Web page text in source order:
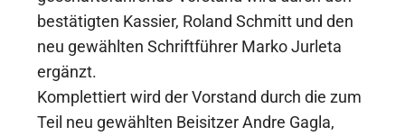
bestätigten Kassier, Roland Schmitt und den
neu gewählten Schriftführer Marko Jurleta
ergänzt.
Komplettiert wird der Vorstand durch die zum
Teil neu gewählten Beisitzer Andre Gagla,